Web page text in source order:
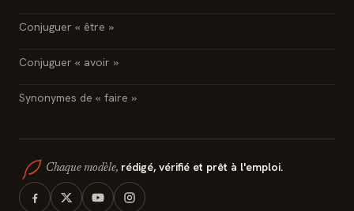
Conjuguer « être »
Conjuguer « avoir »
Synonymes de « faire »
Chaque modèle, rédigé, vérifié et prêt à l'emploi.